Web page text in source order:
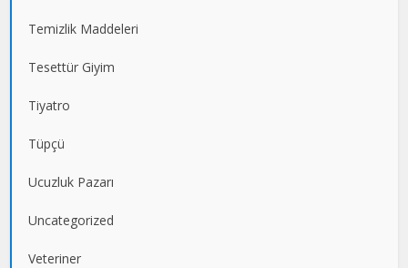
Temizlik Maddeleri
Tesettür Giyim
Tiyatro
Tüpçü
Ucuzluk Pazarı
Uncategorized
Veteriner